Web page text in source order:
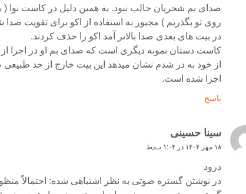
صدای بم شجریان جالب نبود. به همین دلیل در کاست نوا (
روی تو بگذریم ) مجبور به استفاده از اکو برای تقویت صدا
در بیت های بعدی صدا بالاتر آمد اکو‌ را حذف کردند.
کاست دستان نمونه دیگری است که صدای بم او در اجرا
از خود به در شدم نشان میدهد این بیت خارج از حد طبیعی
اجرا شده است.
پاسخ
سینا حسینی
۱۸ مهر ۱۴۰۴ در ۱:۰۴ ب٫ظ
درود
در نوشتن گستره صوتی به نظر اشتباهی شده: احتمالاً